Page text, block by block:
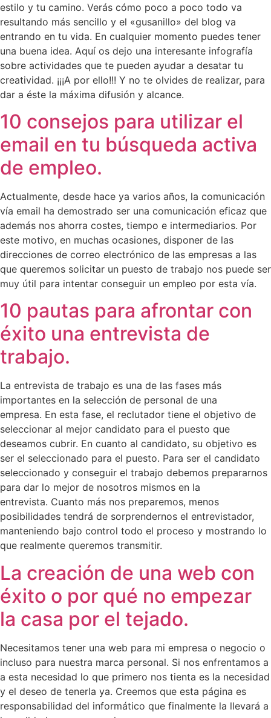
estilo y tu camino. Verás cómo poco a poco todo va
resultando más sencillo y el «gusanillo» del blog va
entrando en tu vida. En cualquier momento puedes tener
una buena idea. Aquí os dejo una interesante infografía
sobre actividades que te pueden ayudar a desatar tu
creatividad. ¡¡¡A por ello!!! Y no te olvides de realizar, para
dar a éste la máxima difusión y alcance.
10 consejos para utilizar el
email en tu búsqueda activa
de empleo.
Actualmente, desde hace ya varios años, la comunicación
vía email ha demostrado ser una comunicación eficaz que
además nos ahorra costes, tiempo e intermediarios. Por
este motivo, en muchas ocasiones, disponer de las
direcciones de correo electrónico de las empresas a las
que queremos solicitar un puesto de trabajo nos puede ser
muy útil para intentar conseguir un empleo por esta vía.
10 pautas para afrontar con
éxito una entrevista de
trabajo.
La entrevista de trabajo es una de las fases más
importantes en la selección de personal de una
empresa. En esta fase, el reclutador tiene el objetivo de
seleccionar al mejor candidato para el puesto que
deseamos cubrir. En cuanto al candidato, su objetivo es
ser el seleccionado para el puesto. Para ser el candidato
seleccionado y conseguir el trabajo debemos prepararnos
para dar lo mejor de nosotros mismos en la
entrevista. Cuanto más nos preparemos, menos
posibilidades tendrá de sorprendernos el entrevistador,
manteniendo bajo control todo el proceso y mostrando lo
que realmente queremos transmitir.
La creación de una web con
éxito o por qué no empezar
la casa por el tejado.
Necesitamos tener una web para mi empresa o negocio o
incluso para nuestra marca personal. Si nos enfrentamos a
a esta necesidad lo que primero nos tienta es la necesidad
y el deseo de tenerla ya. Creemos que esta página es
responsabilidad del informático que finalmente la llevará a